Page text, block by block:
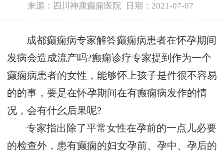
来源：四川神康癫痫医院 日期：2021-07-07
成都癫痫病专家解答癫痫病患者在怀孕期间
发病会造成流产吗?癫痫诊疗专家提到作为一个
癫痫病患者的女性，能够怀上孩子是件很不容易
的的事，要是在怀孕期间在有癫痫病发作的情
况，会有什幺后果呢?
专家指出除了平常女性在孕前的一点儿必要
的检查外，患有癫痫的妇女孕前、孕中、孕后的